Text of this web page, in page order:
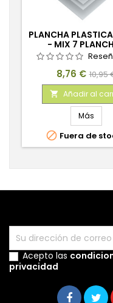
PLANCHA
- MIX 7
Precio
8,76 €
base
10,95
 Añadir al
Más
 Fuera de
Acepto las
privacidad